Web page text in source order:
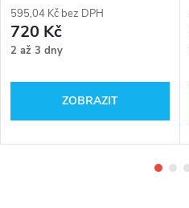
595,04 Kč bez DPH
720 Kč
2 až 3 dny
ZOBRAZIT